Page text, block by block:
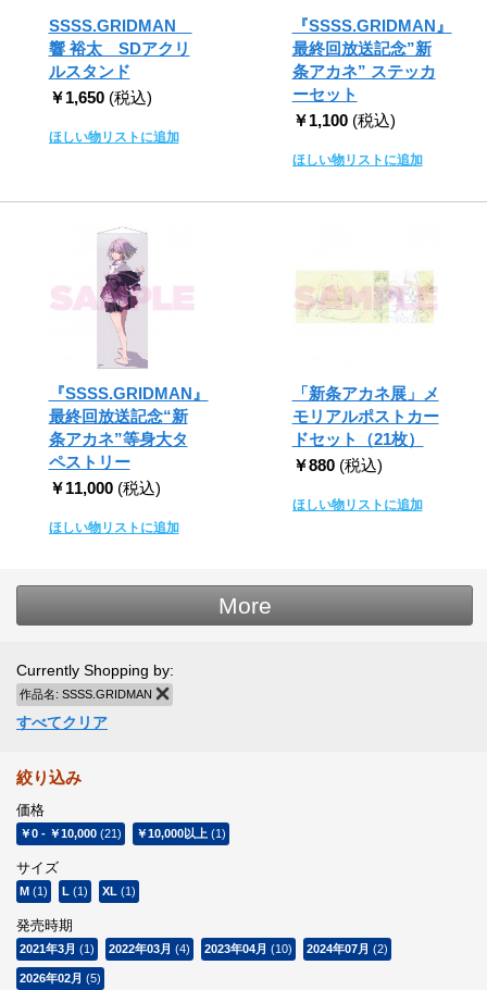
SSSS.GRIDMAN
響 裕太 SDアクリ
ルスタンド
￥1,650 (税込)
ほしい物リストに追加
『SSSS.GRIDMAN』
最終回放送記念”新
条アカネ” ステッカ
ーセット
￥1,100 (税込)
ほしい物リストに追加
『SSSS.GRIDMAN』
最終回放送記念“新
条アカネ”等身大タ
ペストリー
￥11,000 (税込)
ほしい物リストに追加
「新条アカネ展」メ
モリアルポストカー
ドセット（21枚）
￥880 (税込)
ほしい物リストに追加
More
Currently Shopping by:
作品名: SSSS.GRIDMAN
すべてクリア
絞り込み
価格
￥0 - ￥10,000 (21) ￥10,000以上 (1)
サイズ
M (1) L (1) XL (1)
発売時期
2021年3月 (1) 2022年03月 (4) 2023年04月 (10) 2024年07月 (2)
2026年02月 (5)